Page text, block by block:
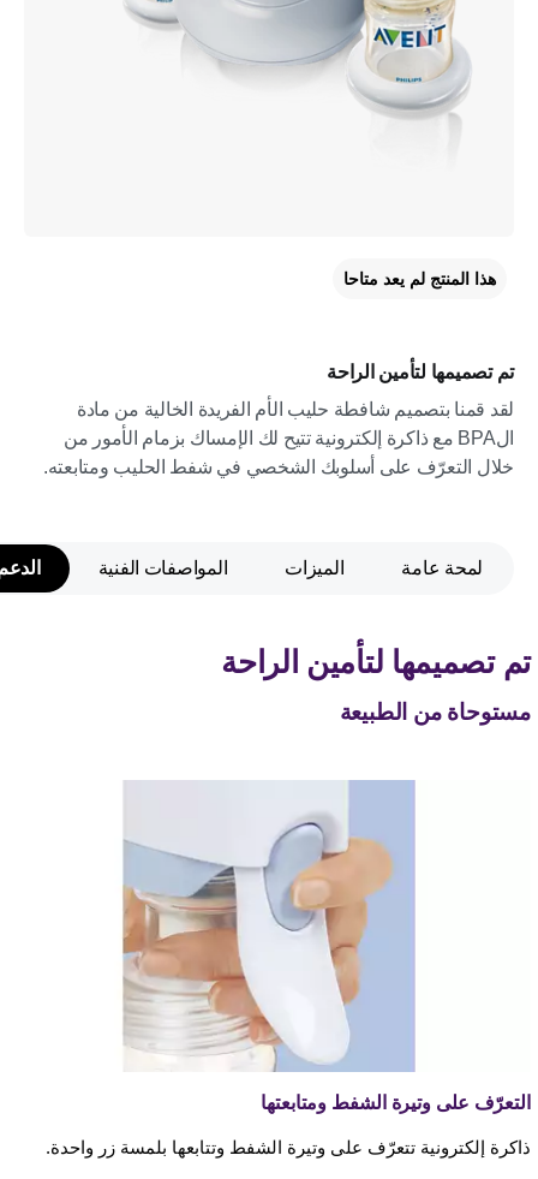
تم تصميمها لتأمين الراحة
لقد قمنا بتصميم شافطة حليب الأم الفريدة الخالية من مادة
الBPA مع ذاكرة إلكترونية تتيح لك الإمساك بزمام الأمور من
خلال التعرّف على أسلوبك الشخصي في شفط الحليب ومتابعته.
هذا المنتج لم يعد متاحا
لمحة عامة الميزات المواصفات الفنية
تم تصميمها لتأمين الراحة
مستوحاة من الطبيعة
التعرّف على وتيرة الشفط ومتابعتها
ذاكرة إلكترونية تتعرّف على وتيرة الشفط وتتابعها بلمسة زر واحدة.